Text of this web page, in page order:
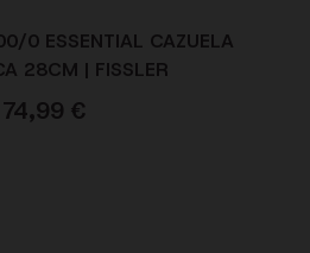
ESSENTIAL CAZUELA
28CM | FISSLER
74,99 €